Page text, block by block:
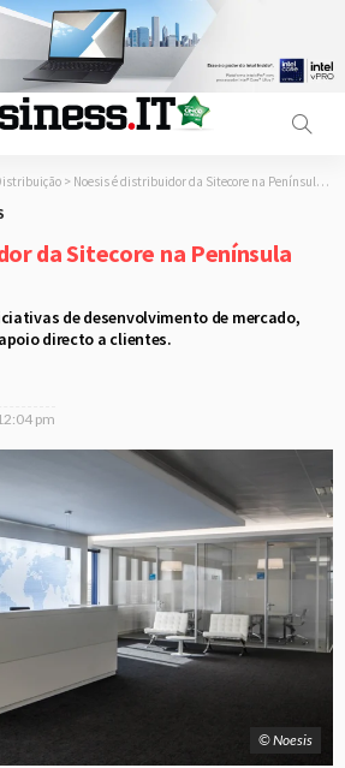
> Noesis é distribuidor da Sitecore na Península Ibérica
da Sitecore na Península
de desenvolvimento de mercado,
directo a clientes.
pm
© Noesis